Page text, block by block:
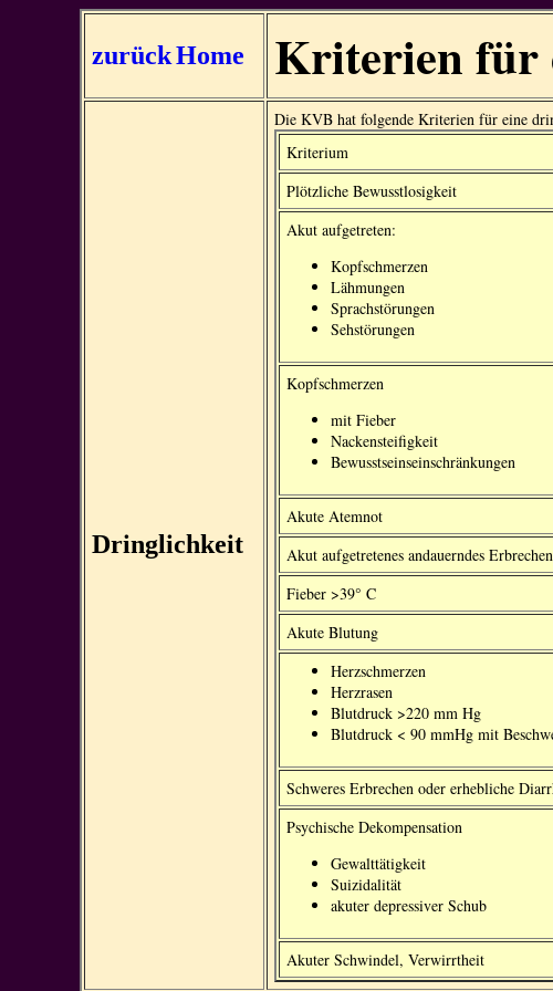
zurückHome Kriterien für
Dringlichkeit
Die KVB hat folgende Kriterien für eine
Kriterium
Plötzliche Bewusstlosigkeit
Akut aufgetreten:
Kopfschmerzen
Lähmungen
Sprachstörungen
Sehstörungen
Kopfschmerzen
mit Fieber
Nackensteifigkeit
Bewusstseinseinschränkungen
Akute Atemnot
Akut aufgetretenes andauerndes
Fieber >39° C
Akute Blutung
Herzschmerzen
Herzrasen
Blutdruck >220 mm Hg
Blutdruck < 90 mmHg mit
Schweres Erbrechen oder erhebliche
Psychische Dekompensation
Gewalttätigkeit
Suizidalität
akuter depressiver Schub
Akuter Schwindel, Verwirrtheit